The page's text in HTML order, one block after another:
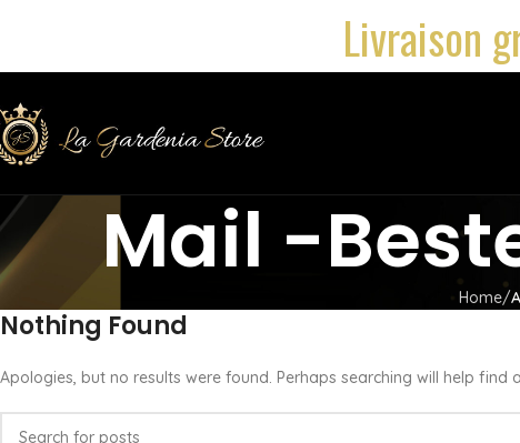
Livraison
Mail -
Home
Nothing Found
Apologies, but no results were found. Perhaps searching will help find